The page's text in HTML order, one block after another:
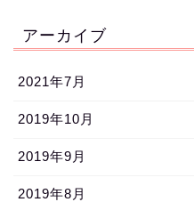
アーカイブ
2021年7月
2019年10月
2019年9月
2019年8月